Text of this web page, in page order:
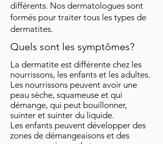
différents. Nos dermatologues sont
formés pour traiter tous les types de
dermatites.
Quels sont les symptômes?
La dermatite est différente chez les
nourrissons, les enfants et les adultes.
Les nourrissons peuvent avoir une
peau sèche, squameuse et qui
démange, qui peut bouillonner,
suinter et suinter du liquide.
Les enfants peuvent développer des
zones de démangeaisons et des